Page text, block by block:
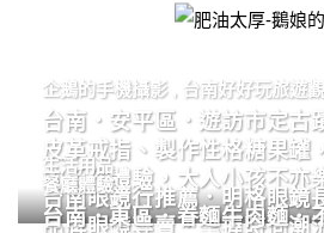
肥
企鵝的手機攝影 台南好好玩旅遊
台南．安平區．遊訪市定古
皮革戒指、製作性格糖果罐
的手作體驗，大人小孩不亦
生活用品
台南眼鏡行推薦．明格眼鏡
品牌眼鏡專賣．掌握時尚潮
餐廳體驗
台南．東區．眷麵牛肉麵．